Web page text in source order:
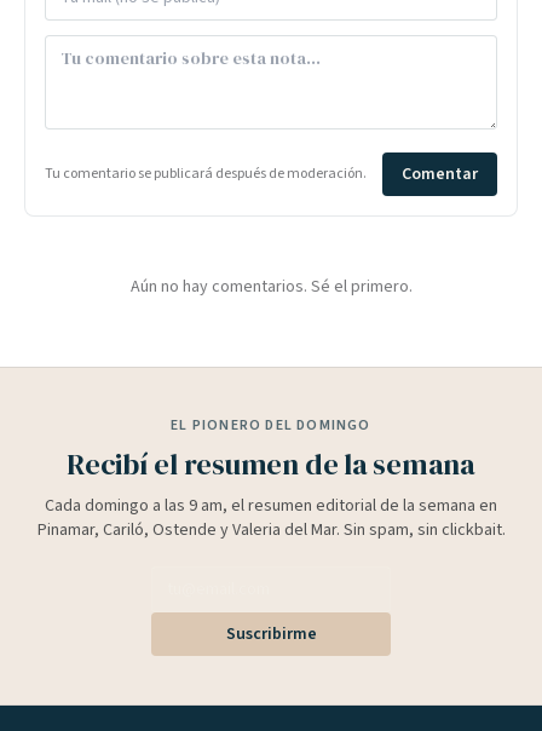
Tu comentario se publicará después de moderación. Comentar
Aún no hay comentarios. Sé el primero.
EL PIONERO DEL DOMINGO
Recibí el resumen de la semana
Cada domingo a las 9 am, el resumen editorial de la semana en
Pinamar, Cariló, Ostende y Valeria del Mar. Sin spam, sin clickbait.
Suscribirme